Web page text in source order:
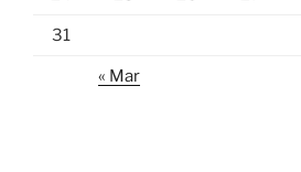
31
« Mar